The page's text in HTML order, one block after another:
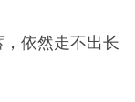
依然走不出长